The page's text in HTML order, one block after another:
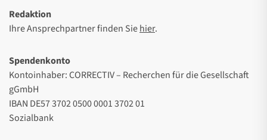
Redaktion
Ihre Ansprechpartner finden Siehier.
Spendenkonto
Kontoinhaber: CORRECTIV – Recherchen für die Gesellschaft
gGmbH
IBAN DE57 3702 0500 0001 3702 01
Sozialbank